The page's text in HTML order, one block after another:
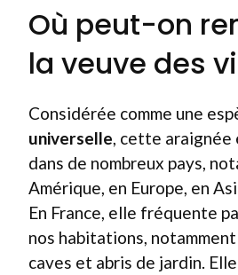
Où peut-on
la veuve des
Considérée comme une
universelle , cette
dans de nombreux pays,
Amérique, en Europe, en
En France, elle fréquente
nos habitations, notamment
caves et abris de jardin.